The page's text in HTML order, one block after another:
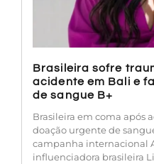
Brasileira sofre
acidente em Bali e
de sangue B+
Brasileira em coma após
doação urgente de
campanha internacional
influenciadora brasileira